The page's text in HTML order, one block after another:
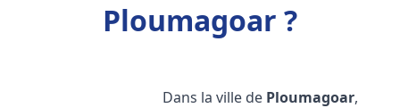
Ploumagoar ?
Dans la ville de Ploumagoar,